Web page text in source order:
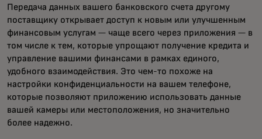
Передача данных вашего банковского счета другому
поставщику открывает доступ к новым или улучшенным
финансовым услугам — чаще всего через приложения — в
том числе к тем, которые упрощают получение кредита и
управление вашими финансами в рамках единого,
удобного взаимодействия. Это чем-то похоже на
настройки конфиденциальности на вашем телефоне,
которые позволяют приложению использовать данные
вашей камеры или местоположения, но значительно
более надежно.